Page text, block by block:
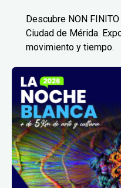
Descubre NON
Ciudad de Mérida.
movimiento y tiempo.